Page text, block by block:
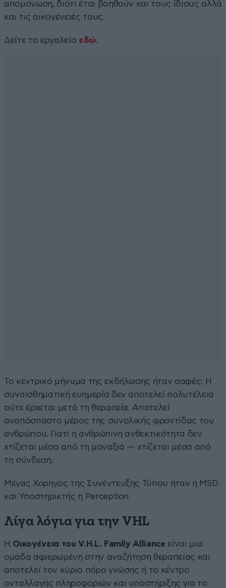
απομόνωση, διότι έτσι βοηθούν και τους ίδιους αλλά
και τις οικογένειές τους.
Δείτε το εργαλείο εδώ.
Το κεντρικό μήνυμα της εκδήλωσης ήταν σαφές: Η
συναισθηματική ευημερία δεν αποτελεί πολυτέλεια
ούτε έρχεται μετά τη θεραπεία. Αποτελεί
αναπόσπαστο μέρος της συνολικής φροντίδας του
ανθρώπου. Γιατί η ανθρώπινη ανθεκτικότητα δεν
χτίζεται μέσα από τη μοναξιά — χτίζεται μέσα από
τη σύνδεση.
Μέγας Χορηγός της Συνέντευξης Τύπου ήταν η MSD
και Υποστηρικτής η Perception
Λίγα λόγια για την VHL
Η Οικογένεια του V.H.L. Family Alliance είναι μια
ομάδα αφιερωμένη στην αναζήτηση θεραπείας και
αποτελεί τον κύριο πόρο γνώσης ή το κέντρο
ανταλλαγής πληροφοριών και υποστήριξης για το